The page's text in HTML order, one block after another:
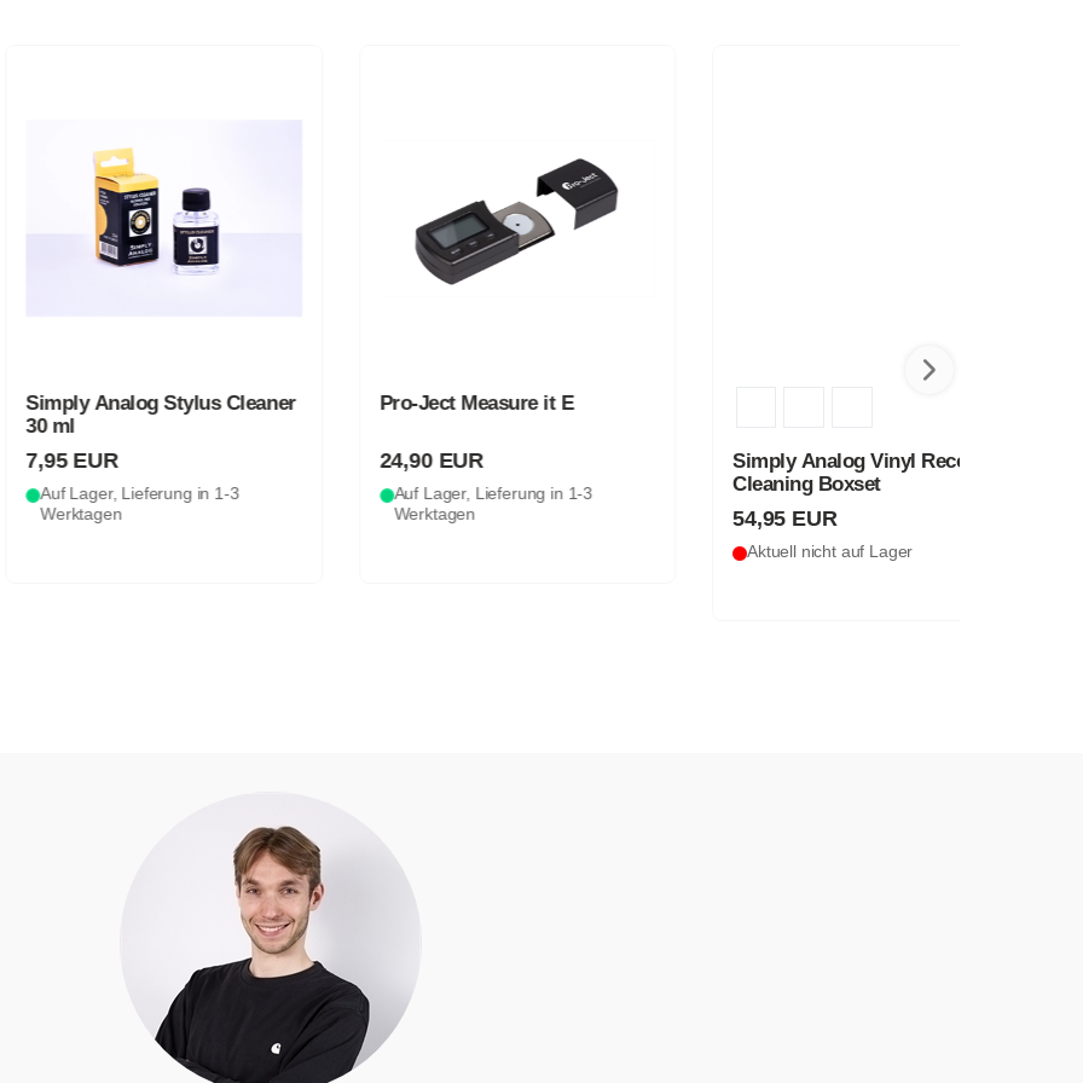
Analog Stylus Cleaner
EUR
Lager, Lieferung in 1-3
Pro-Ject Measure it E
24,90 EUR
Auf Lager, Lieferung in 1-3
Werktagen
Simply Analog Vinyl Record
Cleaning Boxset
54,95 EUR
Aktuell nicht auf Lager